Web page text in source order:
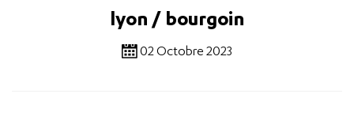
lyon / bourgoin
02 Octobre 2023